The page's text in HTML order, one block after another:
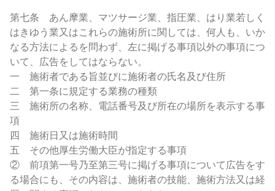
第七条 あん摩業、マツサージ業、指圧業、はり業若しく
はきゆう業又はこれらの施術所に関しては、何人も、いか
なる方法によるを問わず、左に掲げる事項以外の事項につ
いて、広告をしてはならない。
一 施術者である旨並びに施術者の氏名及び住所
二 第一条に規定する業務の種類
三 施術所の名称、電話番号及び所在の場所を表示する事
項
四 施術日又は施術時間
五 その他厚生労働大臣が指定する事項
② 前項第一号乃至第三号に掲げる事項について広告をす
る場合にも、その内容は、施術者の技能、施術方法又は経